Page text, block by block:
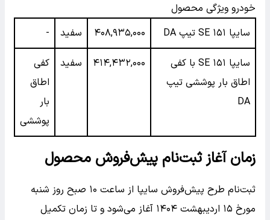
خودرو ویژگی محصول
سایپا ۱۵۱ SE تیپ DA
۴۰۸,۹۳۵,۰۰۰ سفید -
سایپا ۱۵۱ SE با کفی
اطاق بار پوششی تیپ
DA
۴۱۴,۴۳۲,۰۰۰ سفید
کفی
اطاق
بار
پوششی
زمان آغاز ثبت‌نام پیش‌فروش محصول
ثبت‌نام طرح پیش‌فروش سایپا از ساعت ۱۰ صبح روز شنبه
مورخ ۱۵ اردیبهشت ۱۴۰۴ آغاز می‌شود و تا زمان تکمیل